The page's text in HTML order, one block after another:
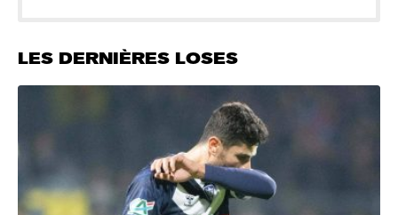
LES DERNIÈRES LOSES